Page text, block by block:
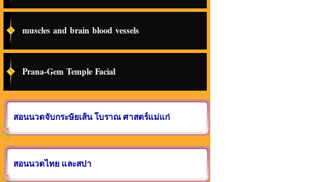
muscles and brain blood vessels
Prana-Gem Temple Facial
สอนนวดจับกระษัยเส้น โบราณ ศาสตร์แม่แก่
สอนนวดไทย และสปา